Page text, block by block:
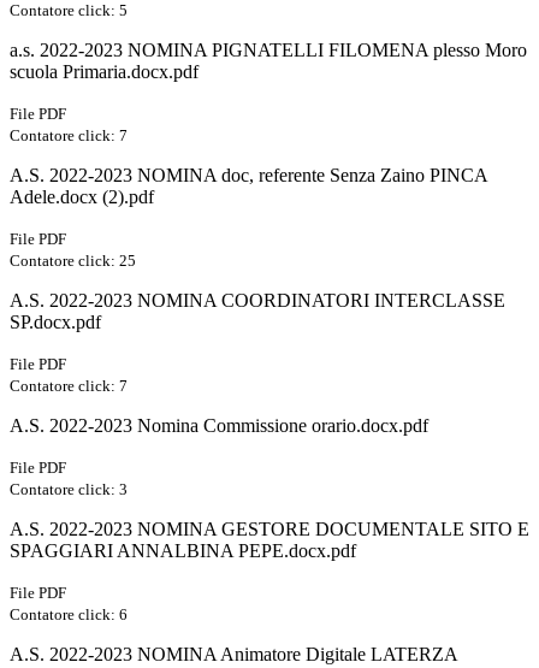
Contatore click: 5
a.s. 2022-2023 NOMINA PIGNATELLI FILOMENA plesso Moro
scuola Primaria.docx.pdf
File PDF
Contatore click: 7
A.S. 2022-2023 NOMINA doc, referente Senza Zaino PINCA
Adele.docx (2).pdf
File PDF
Contatore click: 25
A.S. 2022-2023 NOMINA COORDINATORI INTERCLASSE
SP.docx.pdf
File PDF
Contatore click: 7
A.S. 2022-2023 Nomina Commissione orario.docx.pdf
File PDF
Contatore click: 3
A.S. 2022-2023 NOMINA GESTORE DOCUMENTALE SITO E
SPAGGIARI ANNALBINA PEPE.docx.pdf
File PDF
Contatore click: 6
A.S. 2022-2023 NOMINA Animatore Digitale LATERZA